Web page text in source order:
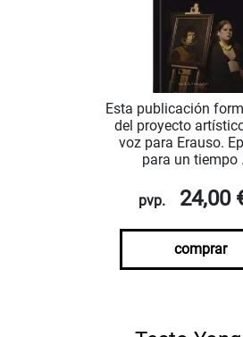
Esta publicación
del proyecto
voz para Erauso.
para un tiempo
pvp. 24,00
comprar